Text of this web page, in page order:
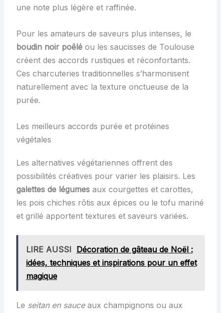
une note plus légère et raffinée.
Pour les amateurs de saveurs plus intenses, le
boudin noir poêléou les saucisses de Toulouse
créent des accords rustiques et réconfortants.
Ces charcuteries traditionnelles s’harmonisent
naturellement avec la texture onctueuse de la
purée.
Les meilleurs accords purée et protéines
végétales
Les alternatives végétariennes offrent des
possibilités créatives pour varier les plaisirs. Les
galettes de légumesaux courgettes et carottes,
les pois chiches rôtis aux épices ou le tofu mariné
et grillé apportent textures et saveurs variées.
LIRE AUSSI Décoration de gâteau de Noël :
idées, techniques et inspirations pour un effet
magique
Le seitan en sauceaux champignons ou aux